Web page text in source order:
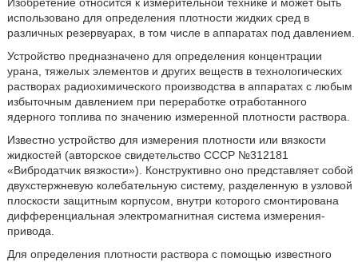
использовано для определения плотности жидких сред в
различных резервуарах, в том числе в аппаратах под давлением.
Устройство предназначено для определения концентрации
урана, тяжелых элементов и других веществ в технологических
растворах радиохимического производства в аппаратах с любым
избыточным давлением при переработке отработанного
ядерного топлива по значению измеренной плотности раствора.
Известно устройство для измерения плотности или вязкости
жидкостей (авторское свидетельство СССР №312181
«Вибродатчик вязкости»). Конструктивно оно представляет собой
двухстержневую колебательную систему, разделенную в узловой
плоскости защитным корпусом, внутри которого смонтирована
дифференциальная электромагнитная система измерения-
привода.
Для определения плотности раствора с помощью известного